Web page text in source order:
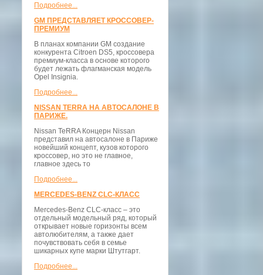
Подробнее...
GM ПРЕДСТАВЛЯЕТ КРОССОВЕР-
ПРЕМИУМ
В планах компании GM создание
конкурента Citroen DS5, кроссовера
премиум-класса в основе которого
будет лежать флагманская модель
Opel Insignia.
Подробнее...
NISSAN TERRA НА АВТОСАЛОНЕ В
ПАРИЖЕ.
Nissan TeRRA Концерн Nissan
представил на автосалоне в Париже
новейший концепт, кузов которого
кроссовер, но это не главное,
главное здесь то
Подробнее...
MERCEDES-BENZ CLC-КЛАСС
Mercedes-Benz CLC-класс – это
отдельный модельный ряд, который
открывает новые горизонты всем
автолюбителям, а также дает
почувствовать себя в семье
шикарных купе марки Штутгарт.
Подробнее...